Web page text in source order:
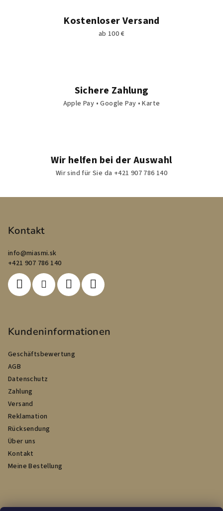
Kostenloser Versand
ab 100 €
Sichere Zahlung
Apple Pay • Google Pay • Karte
Wir helfen bei der Auswahl
Wir sind für Sie da +421 907 786 140
Kontakt
info@miasmi.sk
+421 907 786 140
Kundeninformationen
Geschäftsbewertung
AGB
Datenschutz
Zahlung
Versand
Reklamation
Rücksendung
Über uns
Kontakt
Meine Bestellung